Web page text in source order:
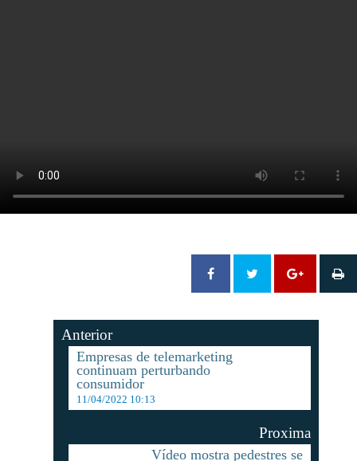
Anterior
Empresas de telemarketing
continuam perturbando
consumidor
11/04/2022 10:13
Proxima
Vídeo mostra pedestres se